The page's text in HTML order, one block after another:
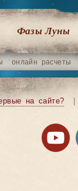
Фазы Луны
онлайн расчеты
на сайте?